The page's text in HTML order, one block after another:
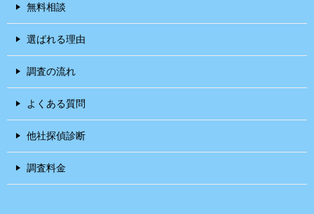
無料相談
選ばれる理由
調査の流れ
よくある質問
他社探偵診断
調査料金